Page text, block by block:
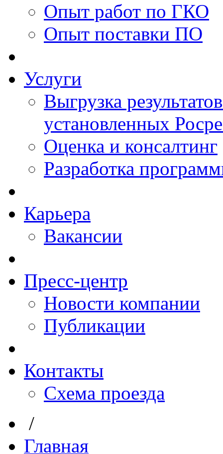
Опыт работ по ГКО
Опыт поставки ПО
Услуги
Выгрузка
установленных
Оценка и консалтинг
Разработка
Карьера
Вакансии
Пресс-центр
Новости компании
Публикации
Контакты
Схема проезда
/
Главная